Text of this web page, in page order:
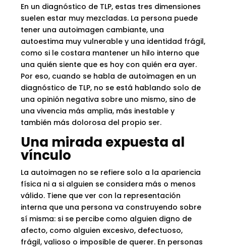
En un diagnóstico de TLP, estas tres dimensiones
suelen estar muy mezcladas. La persona puede
tener una autoimagen cambiante, una
autoestima muy vulnerable y una identidad frágil,
como si le costara mantener un hilo interno que
una quién siente que es hoy con quién era ayer.
Por eso, cuando se habla de autoimagen en un
diagnóstico de TLP, no se está hablando solo de
una opinión negativa sobre uno mismo, sino de
una vivencia más amplia, más inestable y
también más dolorosa del propio ser.
Una mirada expuesta al
vínculo
La autoimagen no se refiere solo a la apariencia
física ni a si alguien se considera más o menos
válido. Tiene que ver con la representación
interna que una persona va construyendo sobre
sí misma: si se percibe como alguien digno de
afecto, como alguien excesivo, defectuoso,
frágil, valioso o imposible de querer. En personas